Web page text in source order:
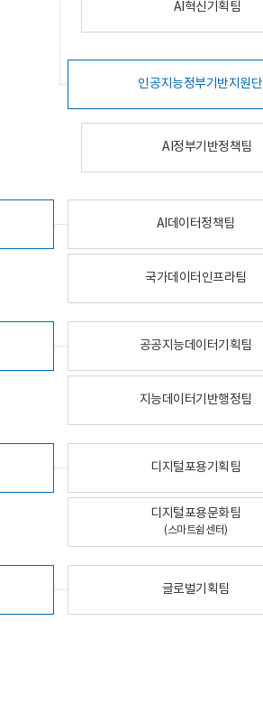
AI혁신기획팀
인공지능정부기반지원단
AI정부기반정책팀
AI데이터정책팀
국가데이터인프라팀
공공지능데이터기획팀
지능데이터기반행정팀
디지털포용기획팀
디지털포용문화팀
(스마트쉼센터)
글로벌기획팀